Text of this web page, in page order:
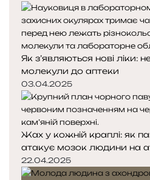
Як з’являються нові ліки:
молекули до аптеки
03.04.2025
Жах у кожній краплі: як
атакує мозок людини на
22.04.2025